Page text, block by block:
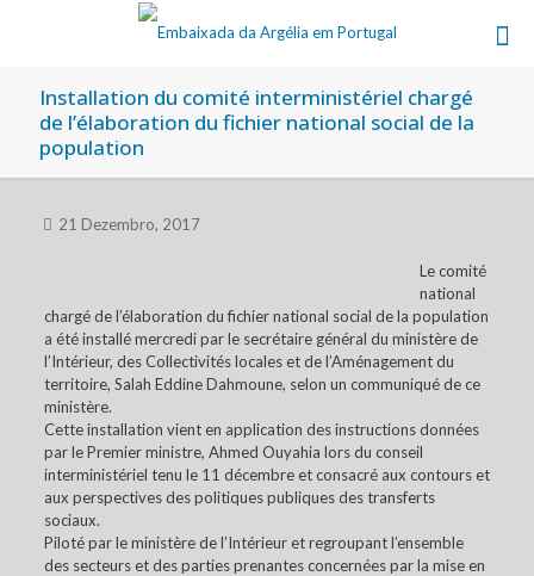
Installation du comité interministériel chargé
de l’élaboration du fichier national social de la
population
21 Dezembro, 2017
Le comité
national
chargé de l’élaboration du fichier national social de la population
a été installé mercredi par le secrétaire général du ministère de
l’Intérieur, des Collectivités locales et de l’Aménagement du
territoire, Salah Eddine Dahmoune, selon un communiqué de ce
ministère.
Cette installation vient en application des instructions données
par le Premier ministre, Ahmed Ouyahia lors du conseil
interministériel tenu le 11 décembre et consacré aux contours et
aux perspectives des politiques publiques des transferts
sociaux.
Piloté par le ministère de l’Intérieur et regroupant l’ensemble
des secteurs et des parties prenantes concernées par la mise en